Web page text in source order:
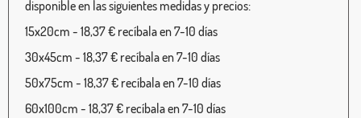
disponible en las siguientes medidas y precios:
15x20cm - 18,37 € recíbala en 7-10 días
30x45cm - 18,37 € recíbala en 7-10 días
50x75cm - 18,37 € recíbala en 7-10 días
60x100cm - 18,37 € recíbala en 7-10 días